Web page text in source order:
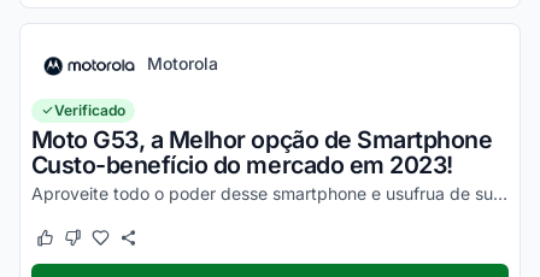
Motorola
Verificado
Moto G53, a Melhor opção de Smartphone
Custo-benefício do mercado em 2023!
Aproveite todo o poder desse smartphone e usufrua de suas vantagens por valores a partir de R$1500!
Este cupom funcionou
Este cupom não funcionou